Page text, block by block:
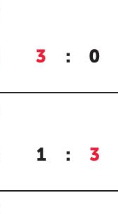
3 : 0
1 : 3